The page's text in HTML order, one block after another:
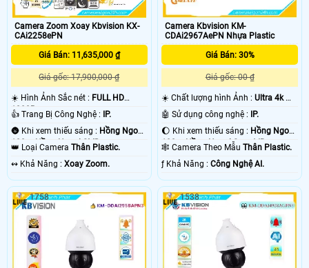
Camera Zoom Xoay Kbvision KX-
CAi2258ePN
Giá Bán: 11,635,000 ₫
Giá gốc: 17,900,000 ₫
☀️ Hình Ảnh Sắc nét : FULL HD
1080P .
👍 Trang Bị Công Nghệ :
IP.
🌚 Khi xem thiếu sáng : Hồng Ngoại
100m Hồng Ngoại SMD.
👑 Loại Camera Thân Plastic.
️↭ Khả Năng : Xoay Zoom.
Camera Kbvision KM-
CDAi2967AePN Nhựa Plastic
Giá Bán: 30%
Giá gốc: 00 ₫
☀️ Chất lượng hình Ảnh :Ultra 4k 👍🏾
.
🤖️ Sử dụng công nghệ :
IP.
🌔 Khi xem thiếu sáng : Hồng Ngoại
100m Hồng Ngoại Smart IR.
🕸️ Camera Theo MẫuThân Plastic.
️ƒ Khả Năng :Công Nghệ AI.
1758 1538